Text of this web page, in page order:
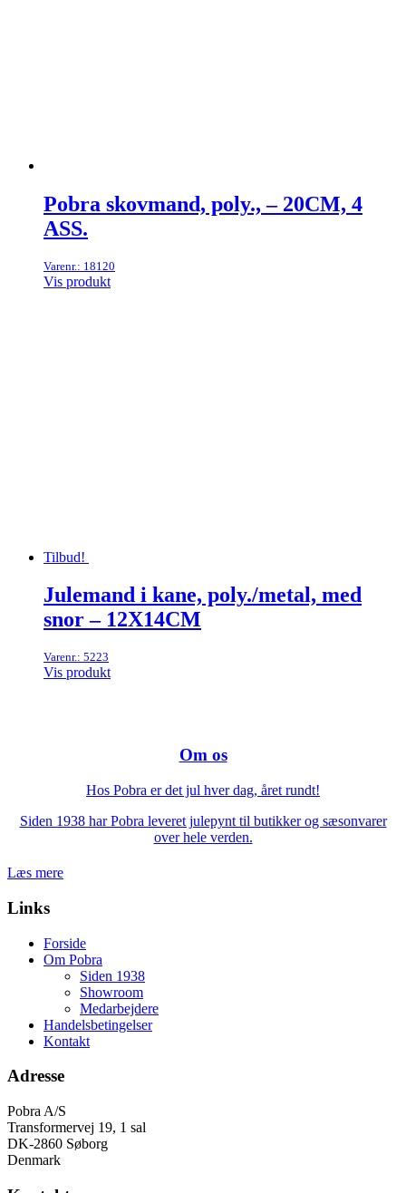
Pobra skovmand, poly., – 20CM, 4
ASS.
Varenr.: 18120
Vis produkt
Tilbud!
Julemand i kane, poly./metal, med
snor – 12X14CM
Varenr.: 5223
Vis produkt
Om os
Hos Pobra er det jul hver dag, året rundt!
Siden 1938 har Pobra leveret julepynt til butikker og sæsonvarer
over hele verden.
Læs mere
Links
Forside
Om Pobra
Siden 1938
Showroom
Medarbejdere
Handelsbetingelser
Kontakt
Adresse
Pobra A/S
Transformervej 19, 1 sal
DK-2860 Søborg
Denmark